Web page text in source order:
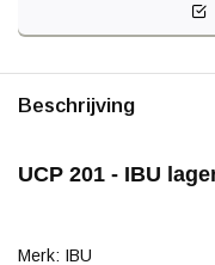
Beschrijving
UCP 201 - IBU
Merk: IBU